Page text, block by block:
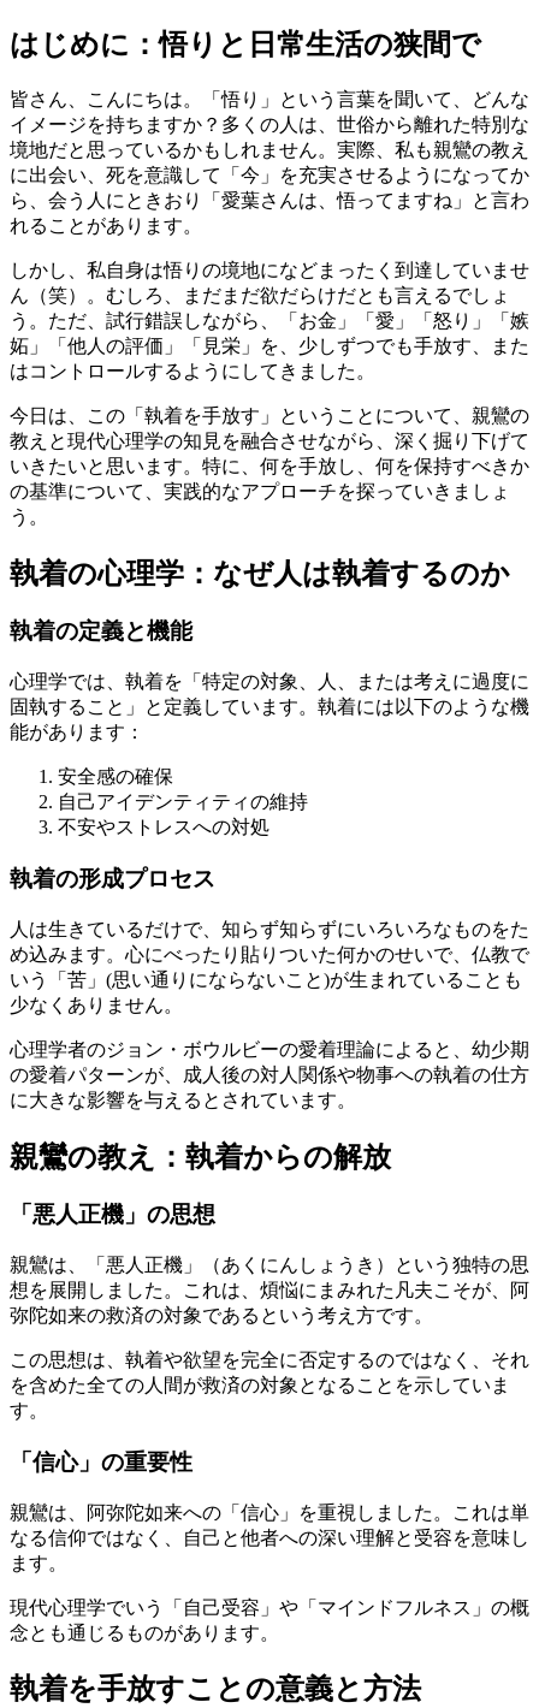
はじめに：悟りと日常生活の狭間で
皆さん、こんにちは。「悟り」という言葉を聞いて、どんな
イメージを持ちますか？多くの人は、世俗から離れた特別な
境地だと思っているかもしれません。実際、私も親鸞の教え
に出会い、死を意識して「今」を充実させるようになってか
ら、会う人にときおり「愛葉さんは、悟ってますね」と言わ
れることがあります。
しかし、私自身は悟りの境地になどまったく到達していませ
ん（笑）。むしろ、まだまだ欲だらけだとも言えるでしょ
う。ただ、試行錯誤しながら、「お金」「愛」「怒り」「嫉
妬」「他人の評価」「見栄」を、少しずつでも手放す、また
はコントロールするようにしてきました。
今日は、この「執着を手放す」ということについて、親鸞の
教えと現代心理学の知見を融合させながら、深く掘り下げて
いきたいと思います。特に、何を手放し、何を保持すべきか
の基準について、実践的なアプローチを探っていきましょ
う。
執着の心理学：なぜ人は執着するのか
執着の定義と機能
心理学では、執着を「特定の対象、人、または考えに過度に
固執すること」と定義しています。執着には以下のような機
能があります：
安全感の確保
自己アイデンティティの維持
不安やストレスへの対処
執着の形成プロセス
人は生きているだけで、知らず知らずにいろいろなものをた
め込みます。心にべったり貼りついた何かのせいで、仏教で
いう「苦」(思い通りにならないこと)が生まれていることも
少なくありません。
心理学者のジョン・ボウルビーの愛着理論によると、幼少期
の愛着パターンが、成人後の対人関係や物事への執着の仕方
に大きな影響を与えるとされています。
親鸞の教え：執着からの解放
「悪人正機」の思想
親鸞は、「悪人正機」（あくにんしょうき）という独特の思
想を展開しました。これは、煩悩にまみれた凡夫こそが、阿
弥陀如来の救済の対象であるという考え方です。
この思想は、執着や欲望を完全に否定するのではなく、それ
を含めた全ての人間が救済の対象となることを示していま
す。
「信心」の重要性
親鸞は、阿弥陀如来への「信心」を重視しました。これは単
なる信仰ではなく、自己と他者への深い理解と受容を意味し
ます。
現代心理学でいう「自己受容」や「マインドフルネス」の概
念とも通じるものがあります。
執着を手放すことの意義と方法